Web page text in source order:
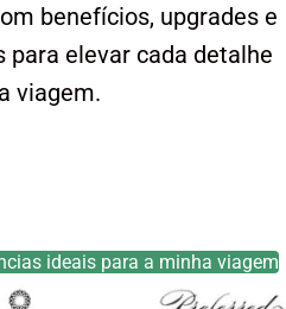
benefícios, upgrades e
para elevar cada detalhe
viagem.
ideais para a minha viagem